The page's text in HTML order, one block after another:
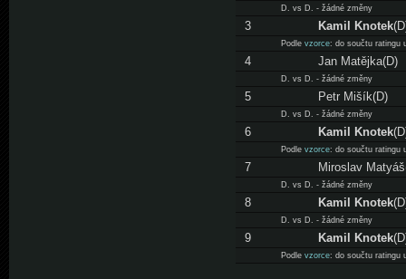
D. vs D. - žádné změny
3 Kamil Knotek
Podle vzorce: do součtu ratingu
4 Jan Matějka(D)
D. vs D. - žádné změny
5 Petr Mišík(D)
D. vs D. - žádné změny
6 Kamil Knotek
Podle vzorce: do součtu ratingu
7 Miroslav
D. vs D. - žádné změny
8 Kamil Knotek
D. vs D. - žádné změny
9 Kamil Knotek
Podle vzorce: do součtu ratingu